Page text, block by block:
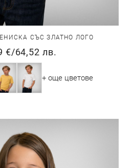
СЪС ЗЛАТНО ЛОГО
€/64,52 лв.
+ още цветове